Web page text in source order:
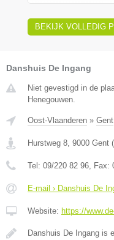
BEKIJK VOLLEDIG
Danshuis De Ingang
Niet gevestigd in de
Henegouwen.
Oost-Vlaanderen » Gent
Hurstweg 8 9000 Gent (
Tel: 09/220 82 96 , Fax:
E-mail › Danshuis De
Website: https://
Danshuis De Ingang is